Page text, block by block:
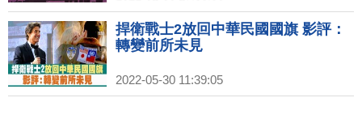
捍衛戰士2放回中華民國國旗 影評：
轉變前所未見
2022-05-30 11:39:05